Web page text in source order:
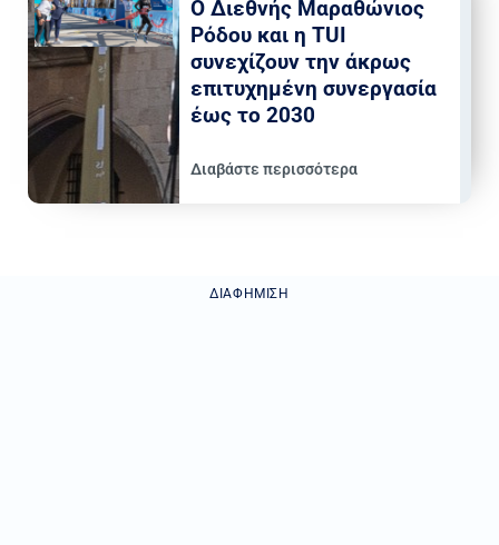
Ο Διεθνής Μαραθώνιος
Ρόδου και η TUI
συνεχίζουν την άκρως
επιτυχημένη συνεργασία
έως το 2030
Διαβάστε περισσότερα
ΔΙΑΦΉΜΙΣΗ